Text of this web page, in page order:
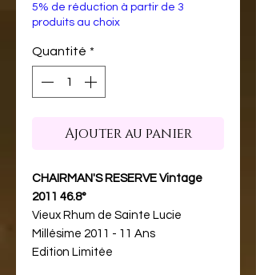
5% de réduction à partir de 3
produits au choix
Quantité *
Ajouter au panier
CHAIRMAN'S RESERVE Vintage
2011 46.8°
Vieux Rhum de Sainte Lucie
Millésime 2011 - 11 Ans
Edition Limitée